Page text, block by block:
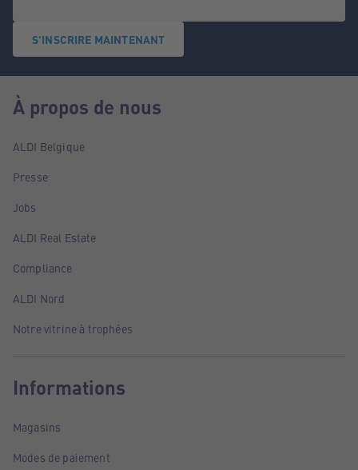
S'INSCRIRE MAINTENANT
À propos de nous
ALDI Belgique
Presse
Jobs
ALDI Real Estate
Compliance
ALDI Nord
Notre vitrine à trophées
Informations
Magasins
Modes de paiement